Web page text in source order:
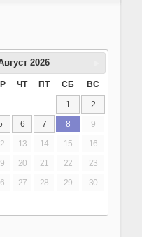
2026
ЧТ ПТ СБ ВС
1
2
6 7 8
9
13 14 15
16
20 21 22
23
27 28 29
30